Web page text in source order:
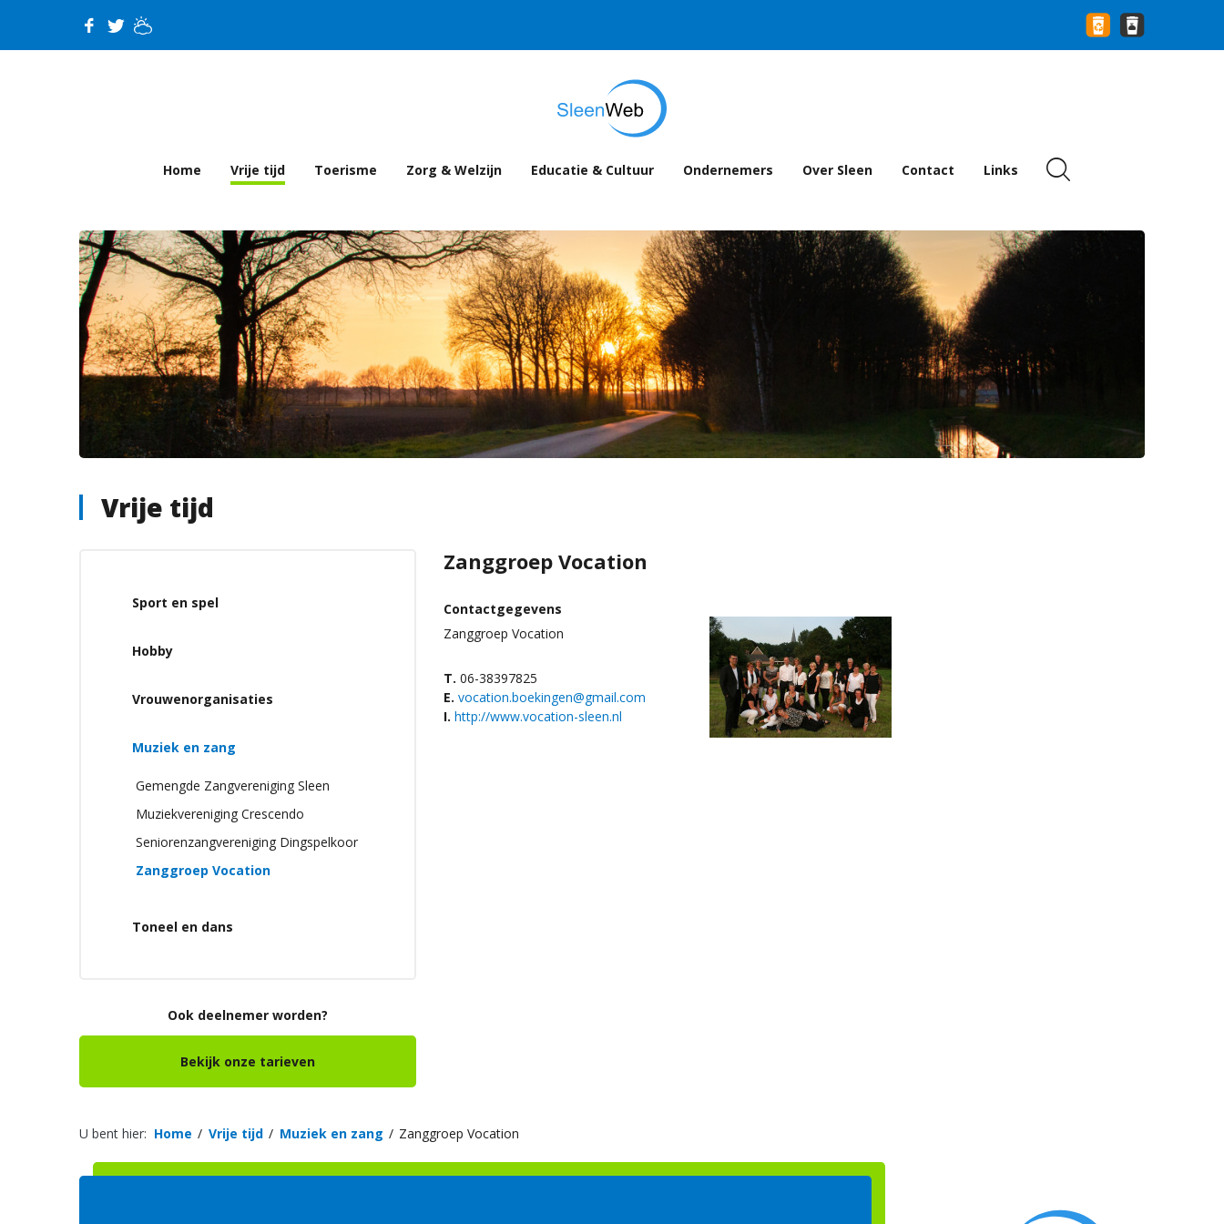
Home Vrije tijd Toerisme Zorg & Welzijn Educatie & Cultuur Ondernemers Over Sleen Contact Links
Vrije tijd
Sport en spel
Hobby
Vrouwenorganisaties
Muziek en zang
Gemengde Zangvereniging Sleen
Muziekvereniging Crescendo
Seniorenzangvereniging Dingspelkoor
Zanggroep Vocation
Toneel en dans
Ook deelnemer worden?
Bekijk onze tarieven
Zanggroep Vocation
Contactgegevens
Zanggroep Vocation
T. 06-38397825
E. vocation.boekingen@gmail.com
I. http://www.vocation-sleen.nl
U bent hier: Home Vrije tijd Muziek en zang Zanggroep Vocation